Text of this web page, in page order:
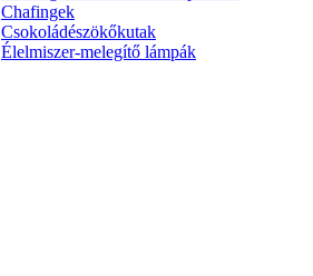
Chafingek
Csokoládészökőkutak
Élelmiszer-melegítő lámpák